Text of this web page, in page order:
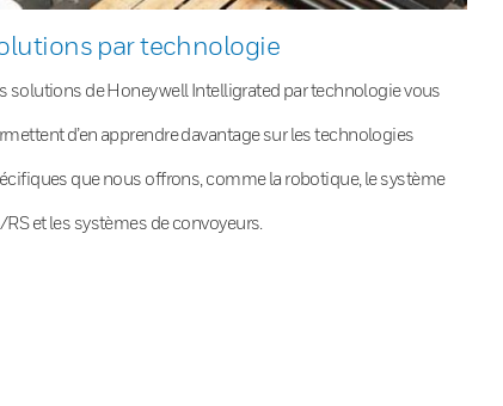
par technologie
solutions de Honeywell Intelligrated par technologie vous
d’en apprendre davantage sur les technologies
que nous offrons, comme la robotique, le système
RS et les systèmes de convoyeurs.